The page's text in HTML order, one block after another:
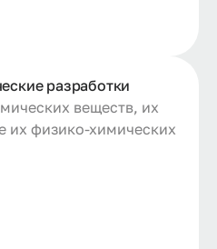
разработки
веществ, их
их физико-химических